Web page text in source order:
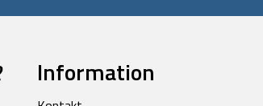
Information